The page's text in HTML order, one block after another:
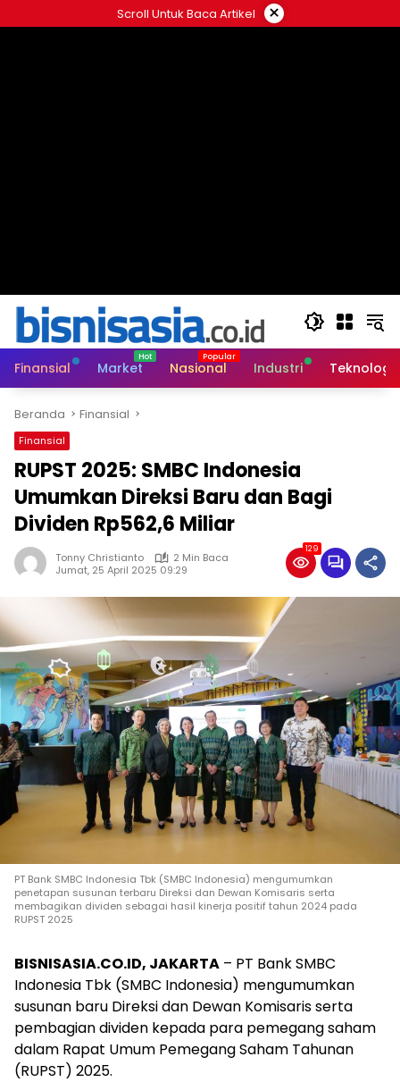
ke
Scroll Untuk Baca Artikel ×
Finansial Market Nasional Industri Teknologi
Beranda Finansial
Finansial
RUPST 2025: SMBC Indonesia
Umumkan Direksi Baru dan Bagi
Dividen Rp562,6 Miliar
Tonny Christianto
2 Min Baca
Jumat, 25 April 2025 09:29
129
PT Bank SMBC Indonesia Tbk (SMBC Indonesia) mengumumkan
penetapan susunan terbaru Direksi dan Dewan Komisaris serta
membagikan dividen sebagai hasil kinerja positif tahun 2024 pada
RUPST 2025
BISNISASIA.CO.ID, JAKARTA – PT Bank SMBC
Indonesia Tbk (SMBC Indonesia) mengumumkan
susunan baru Direksi dan Dewan Komisaris serta
pembagian dividen kepada para pemegang saham
dalam Rapat Umum Pemegang Saham Tahunan
(RUPST) 2025.